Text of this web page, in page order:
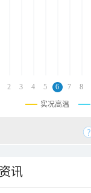
2 3 4 5 6 7 8
实况高温
讯